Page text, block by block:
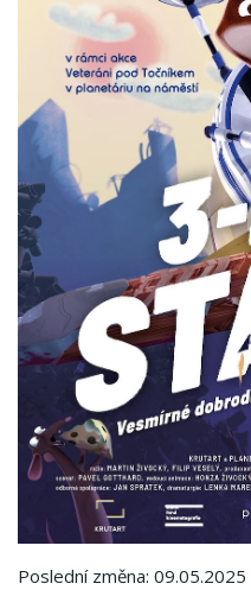
Poslední změna: 09.05.2025